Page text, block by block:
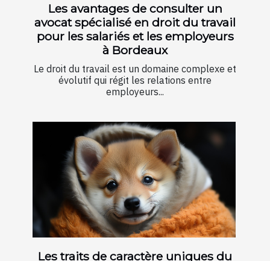
Les avantages de consulter un
avocat spécialisé en droit du travail
pour les salariés et les employeurs
à Bordeaux
Le droit du travail est un domaine complexe et
évolutif qui régit les relations entre
employeurs...
Les traits de caractère uniques du